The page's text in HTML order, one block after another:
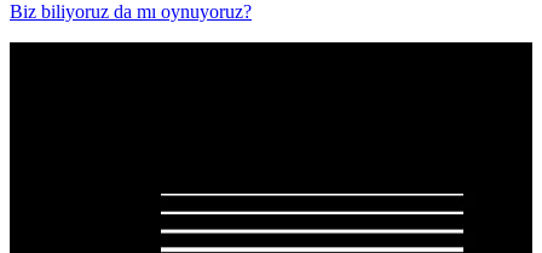
Biz biliyoruz da mı oynuyoruz?